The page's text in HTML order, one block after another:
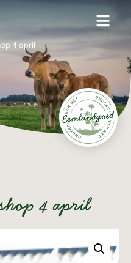
4 april
4 april